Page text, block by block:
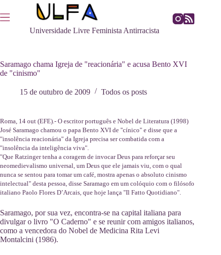
para
o
Universidade Livre Feminista Antirracista
Saramago chama Igreja de "reacionária" e acusa Bento XVI
de "cinismo"
15 de outubro de 2009 Todos os posts
Roma, 14 out (EFE).- O escritor português e Nobel de Literatura (1998)
José Saramago chamou o papa Bento XVI de "cínico" e disse que a
"insolência reacionária" da Igreja precisa ser combatida com a
"insolência da inteligência viva".
"Que Ratzinger tenha a coragem de invocar Deus para reforçar seu
neomedievalismo universal, um Deus que ele jamais viu, com o qual
nunca se sentou para tomar um café, mostra apenas o absoluto cinismo
intelectual" desta pessoa, disse Saramago em um colóquio com o filósofo
italiano Paolo Flores D’Arcais, que hoje lança "Il Fatto Quotidiano".
Saramago, por sua vez, encontra-se na capital italiana para
divulgar o livro "O Caderno" e se reunir com amigos italianos,
como a vencedora do Nobel de Medicina Rita Levi
Montalcini (1986).